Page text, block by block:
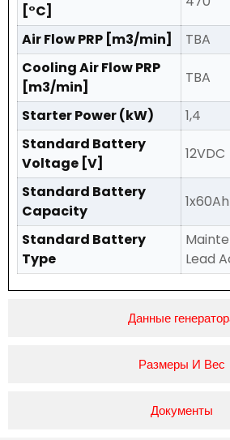
Данные
Размеры И Вес
Документы
[°C]
Air Flow PRP [m3/min]
TBA
Cooling Air Flow PRP
[m3/min]
TBA
Starter Power (kW)
1,4
Standard Battery
Voltage [V]
12VDC
Standard Battery
Capacity
1x60Ah
Standard Battery
Type
Lead